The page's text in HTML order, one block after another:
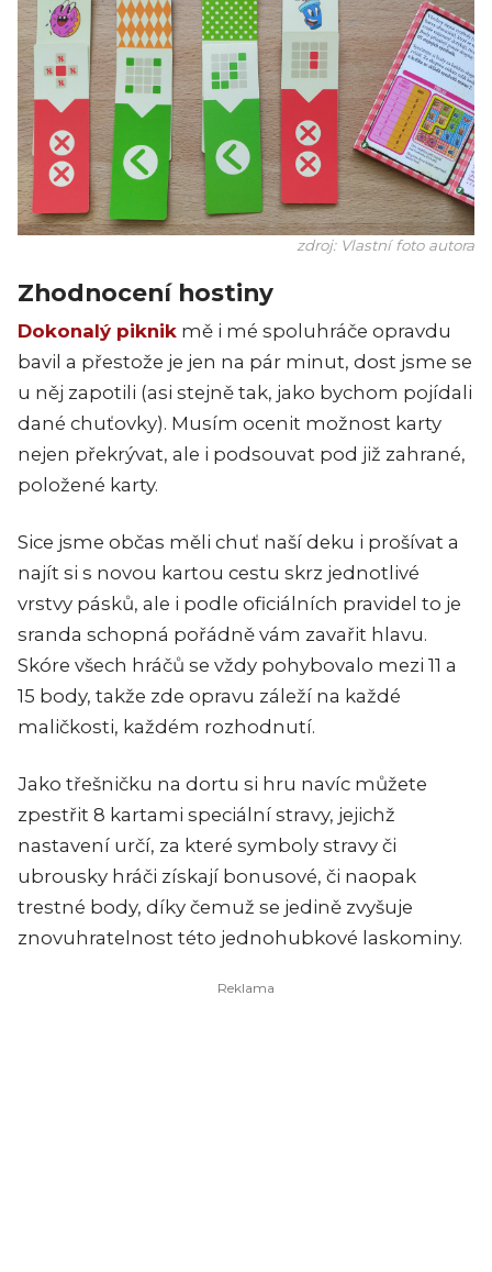
zdroj: Vlastní foto autora
Zhodnocení hostiny
Dokonalý piknik mě i mé spoluhráče opravdu
bavil a přestože je jen na pár minut, dost jsme se
u něj zapotili (asi stejně tak, jako bychom pojídali
dané chuťovky). Musím ocenit možnost karty
nejen překrývat, ale i podsouvat pod již zahrané,
položené karty.
Sice jsme občas měli chuť naší deku i prošívat a
najít si s novou kartou cestu skrz jednotlivé
vrstvy pásků, ale i podle oficiálních pravidel to je
sranda schopná pořádně vám zavařit hlavu.
Skóre všech hráčů se vždy pohybovalo mezi 11 a
15 body, takže zde opravu záleží na každé
maličkosti, každém rozhodnutí.
Jako třešničku na dortu si hru navíc můžete
zpestřit 8 kartami speciální stravy, jejichž
nastavení určí, za které symboly stravy či
ubrousky hráči získají bonusové, či naopak
trestné body, díky čemuž se jedině zvyšuje
znovuhratelnost této jednohubkové laskominy.